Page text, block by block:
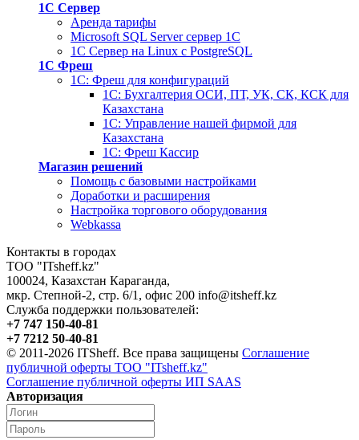
1С Сервер
Аренда тарифы
Microsoft SQL Server сервер 1С
1С Сервер на Linux c PostgreSQL
1С Фреш
1С: Фреш для конфигураций
1С: Бухгалтерия ОСИ, ПТ, УК, СК, КСК для
Казахстана
1С: Управление нашей фирмой для
Казахстана
1С: Фреш Кассир
Магазин решений
Помощь с базовыми настройками
Доработки и расширения
Настройка торгового оборудования
Webkassa
Контакты в городах
ТОО "ITsheff.kz"
100024, Казахстан Караганда,
мкр. Степной-2, стр. 6/1, офис 200 info@itsheff.kz
Служба поддержки пользователей:
+7 747 150-40-81
+7 7212 50-40-81
© 2011-2026 ITSheff. Все права защищены Соглашение
публичной оферты ТОО "ITsheff.kz"
Соглашение публичной оферты ИП SAAS
Авторизация